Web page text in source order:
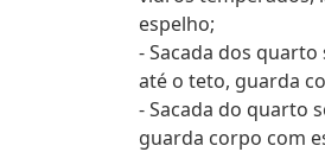
espelho;
- Sacada dos
até o teto, guarda
- Sacada do quarto
guarda corpo com